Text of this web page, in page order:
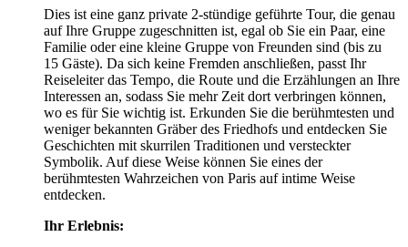
Dies ist eine ganz private 2-stündige geführte Tour, die genau
auf Ihre Gruppe zugeschnitten ist, egal ob Sie ein Paar, eine
Familie oder eine kleine Gruppe von Freunden sind (bis zu
15 Gäste). Da sich keine Fremden anschließen, passt Ihr
Reiseleiter das Tempo, die Route und die Erzählungen an Ihre
Interessen an, sodass Sie mehr Zeit dort verbringen können,
wo es für Sie wichtig ist. Erkunden Sie die berühmtesten und
weniger bekannten Gräber des Friedhofs und entdecken Sie
Geschichten mit skurrilen Traditionen und versteckter
Symbolik. Auf diese Weise können Sie eines der
berühmtesten Wahrzeichen von Paris auf intime Weise
entdecken.
Ihr Erlebnis: